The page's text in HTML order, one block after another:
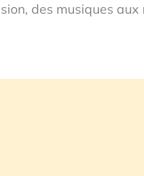
des musiques